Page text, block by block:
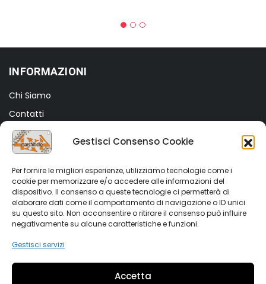
Gestisci Consenso Cookie
Per fornire le migliori esperienze, utilizziamo tecnologie come i
cookie per memorizzare e/o accedere alle informazioni del
dispositivo. Il consenso a queste tecnologie ci permetterà di
elaborare dati come il comportamento di navigazione o ID unici
su questo sito. Non acconsentire o ritirare il consenso può influire
negativamente su alcune caratteristiche e funzioni.
Gestisci servizi
Accetta
INFORMAZIONI
Chi Siamo
Contatti
Termini e Condizioni
Privacy Policy
Cookie Policy (UE)
SHOP
Shop
My account
Wishlist